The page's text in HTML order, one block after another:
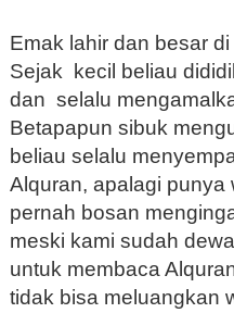
Emak lahir dan besar
Sejak kecil beliau
dan selalu
Betapapun sibuk
beliau selalu
Alquran, apalagi punya
pernah bosan
meski kami sudah
untuk membaca
tidak bisa meluangkan